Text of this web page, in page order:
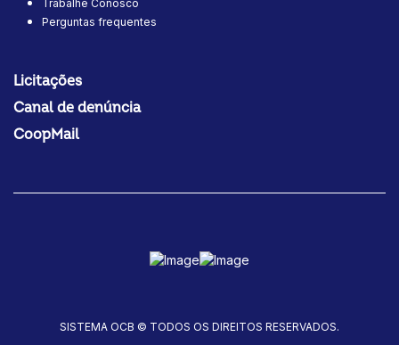
Trabalhe Conosco
Perguntas frequentes
Licitações
Canal de denúncia
CoopMail
SISTEMA OCB © TODOS OS DIREITOS RESERVADOS.